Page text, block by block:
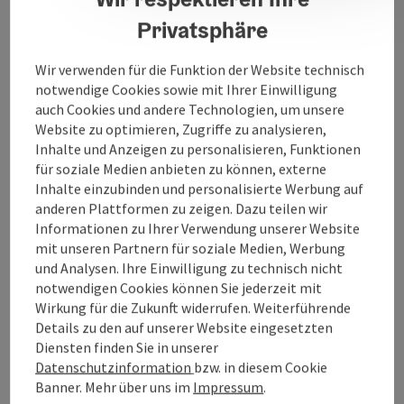
Öffnungszeiten
Anreise/Lage
Preise
Eignung
Barrierefreiheit
Privatsphäre
Wir verwenden für die Funktion der Website technisch
notwendige Cookies sowie mit Ihrer Einwilligung
auch Cookies und andere Technologien, um unsere
Website zu optimieren, Zugriffe zu analysieren,
Inhalte und Anzeigen zu personalisieren, Funktionen
für soziale Medien anbieten zu können, externe
Inhalte einzubinden und personalisierte Werbung auf
anderen Plattformen zu zeigen. Dazu teilen wir
Informationen zu Ihrer Verwendung unserer Website
mit unseren Partnern für soziale Medien, Werbung
und Analysen. Ihre Einwilligung zu technisch nicht
notwendigen Cookies können Sie jederzeit mit
Wirkung für die Zukunft widerrufen. Weiterführende
Details zu den auf unserer Website eingesetzten
Diensten finden Sie in unserer
Datenschutzinformation bzw. in diesem Cookie
Banner. Mehr über uns im Impressum.